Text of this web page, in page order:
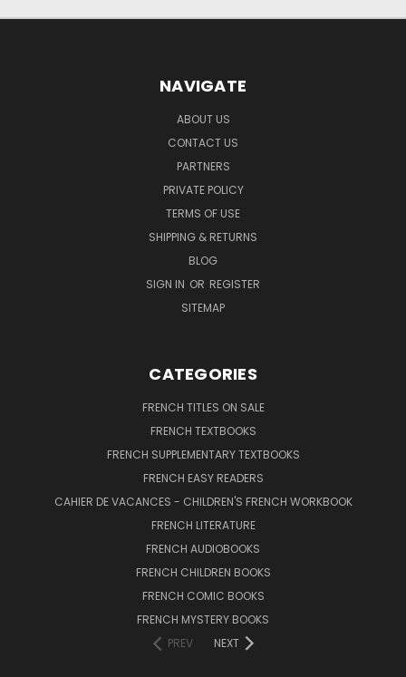
NAVIGATE
ABOUT US
CONTACT US
PARTNERS
PRIVATE POLICY
TERMS OF USE
SHIPPING & RETURNS
BLOG
SIGN IN OR REGISTER
SITEMAP
CATEGORIES
FRENCH TITLES ON SALE
FRENCH TEXTBOOKS
FRENCH SUPPLEMENTARY TEXTBOOKS
FRENCH EASY READERS
CAHIER DE VACANCES - CHILDREN'S FRENCH WORKBOOK
FRENCH LITERATURE
FRENCH AUDIOBOOKS
FRENCH CHILDREN BOOKS
FRENCH COMIC BOOKS
FRENCH MYSTERY BOOKS
PREV
NEXT